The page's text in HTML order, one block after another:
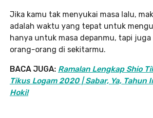
Jika kamu tak menyukai masa lalu,
adalah waktu yang tepat untuk
hanya untuk masa depanmu, tapi juga
orang-orang di sekitarmu.
BACA JUGA: Ramalan Lengkap Shio
Tikus Logam 2020 | Sabar, Ya, Tahun
Hoki!